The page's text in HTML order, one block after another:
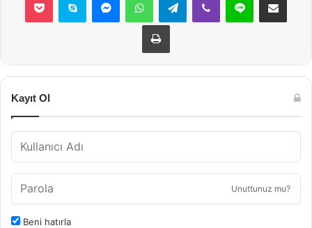
Yazdır
Kayıt Ol
Unuttunuz mu?
Beni hatırla